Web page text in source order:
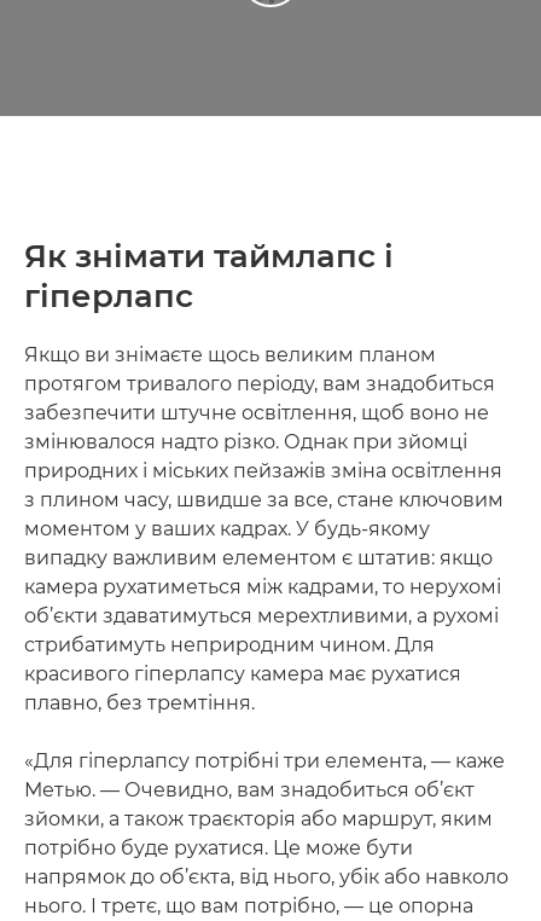
Як знімати таймлапс і
гіперлапс
Якщо ви знімаєте щось великим планом
протягом тривалого періоду, вам знадобиться
забезпечити штучне освітлення, щоб воно не
змінювалося надто різко. Однак при зйомці
природних і міських пейзажів зміна освітлення
з плином часу, швидше за все, стане ключовим
моментом у ваших кадрах. У будь-якому
випадку важливим елементом є штатив: якщо
камера рухатиметься між кадрами, то нерухомі
об’єкти здаватимуться мерехтливими, а рухомі
стрибатимуть неприродним чином. Для
красивого гіперлапсу камера має рухатися
плавно, без тремтіння.
«Для гіперлапсу потрібні три елемента, — каже
Метью. — Очевидно, вам знадобиться об’єкт
зйомки, а також траєкторія або маршрут, яким
потрібно буде рухатися. Це може бути
напрямок до об’єкта, від нього, убік або навколо
нього. І третє, що вам потрібно, — це опорна